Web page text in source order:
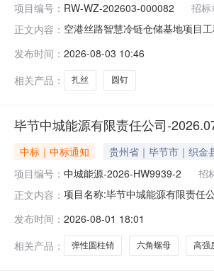
项目编号： RW-WZ-202603-000082 招标
正文内容： 空港丝路智慧冷链仓储基地项目
六建设有限公司电子邮箱：电话
慧冷链仓储基地项目工
发布时间： 2026-08-03 10:46
相关产品：
扎丝 圆钉
毕节中城能源有限责任公司-
中标｜中标通知 贵州省｜毕节市｜织金
项目编号： 中城能源-2026-HW9939-2 招
正文内容： 项目名称:毕节中城能源有限责任
称/采购单位名称:毕节中城能源
发布时间： 2026-08-01 18:01
相关产品：
弹性圆柱销 六角螺母 高强